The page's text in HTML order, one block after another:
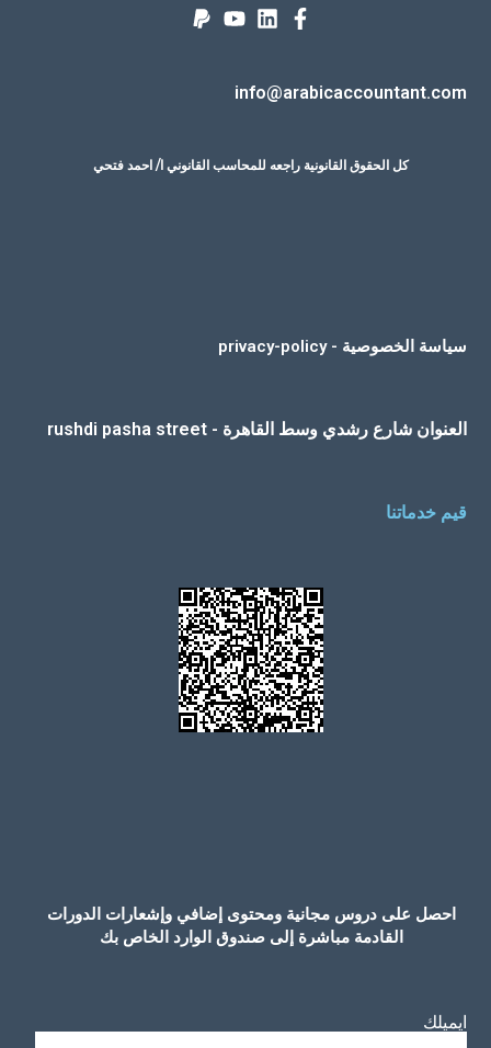
info@arabicaccountant.com
كل الحقوق القانونية راجعه للمحاسب القانوني ا/ احمد فتحي
سياسة الخصوصية - privacy-policy
العنوان شارع رشدي وسط القاهرة - rushdi pasha street
قيم خدماتنا
احصل على دروس مجانية ومحتوى إضافي وإشعارات الدورات
القادمة مباشرة إلى صندوق الوارد الخاص بك
ايميلك